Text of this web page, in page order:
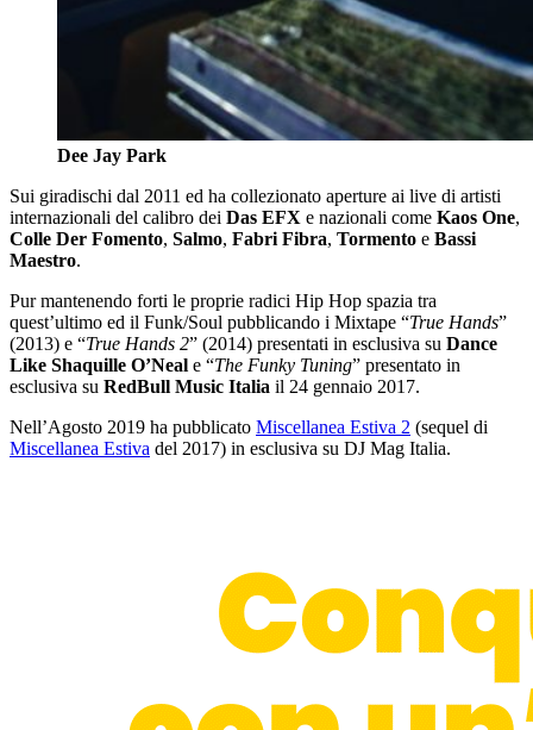
Dee Jay Park
Sui giradischi dal 2011 ed ha collezionato aperture ai live di artisti
internazionali del calibro dei Das EFX e nazionali come Kaos One,
Colle Der Fomento, Salmo, Fabri Fibra, Tormento e Bassi
Maestro.
Pur mantenendo forti le proprie radici Hip Hop spazia tra
quest’ultimo ed il Funk/Soul pubblicando i Mixtape “True Hands”
(2013) e “True Hands 2” (2014) presentati in esclusiva su Dance
Like Shaquille O’Neal e “The Funky Tuning” presentato in
esclusiva su RedBull Music Italia il 24 gennaio 2017.
Nell’Agosto 2019 ha pubblicato Miscellanea Estiva 2 (sequel di
Miscellanea Estiva del 2017) in esclusiva su DJ Mag Italia.